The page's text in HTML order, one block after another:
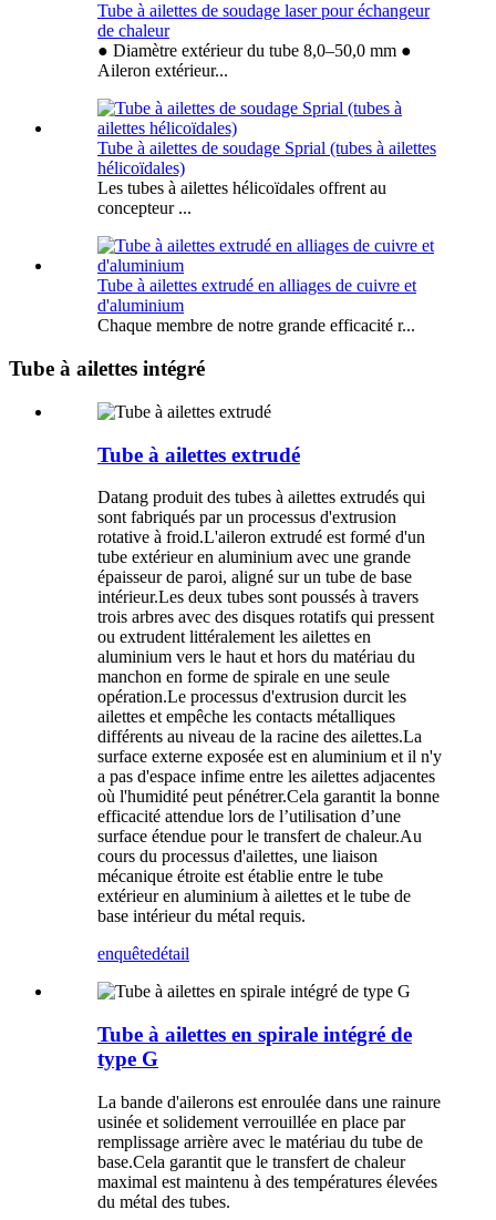
Tube à ailettes de soudage laser pour échangeur
de chaleur
● Diamètre extérieur du tube 8,0–50,0 mm ●
Aileron extérieur...
Tube à ailettes de soudage Sprial (tubes à ailettes
hélicoïdales)
Les tubes à ailettes hélicoïdales offrent au
concepteur ...
Tube à ailettes extrudé en alliages de cuivre et
d'aluminium
Chaque membre de notre grande efficacité r...
Tube à ailettes intégré
Tube à ailettes extrudé
Datang produit des tubes à ailettes extrudés qui
sont fabriqués par un processus d'extrusion
rotative à froid.L'aileron extrudé est formé d'un
tube extérieur en aluminium avec une grande
épaisseur de paroi, aligné sur un tube de base
intérieur.Les deux tubes sont poussés à travers
trois arbres avec des disques rotatifs qui pressent
ou extrudent littéralement les ailettes en
aluminium vers le haut et hors du matériau du
manchon en forme de spirale en une seule
opération.Le processus d'extrusion durcit les
ailettes et empêche les contacts métalliques
différents au niveau de la racine des ailettes.La
surface externe exposée est en aluminium et il n'y
a pas d'espace infime entre les ailettes adjacentes
où l'humidité peut pénétrer.Cela garantit la bonne
efficacité attendue lors de l’utilisation d’une
surface étendue pour le transfert de chaleur.Au
cours du processus d'ailettes, une liaison
mécanique étroite est établie entre le tube
extérieur en aluminium à ailettes et le tube de
base intérieur du métal requis.
enquêtedétail
Tube à ailettes en spirale intégré de
type G
La bande d'ailerons est enroulée dans une rainure
usinée et solidement verrouillée en place par
remplissage arrière avec le matériau du tube de
base.Cela garantit que le transfert de chaleur
maximal est maintenu à des températures élevées
du métal des tubes.